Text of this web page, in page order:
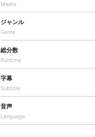
Media
ジャンル
Genre
総分数
Runtime
字幕
Subtitle
音声
Language